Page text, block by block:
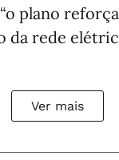
plano
da rede
Ver mais